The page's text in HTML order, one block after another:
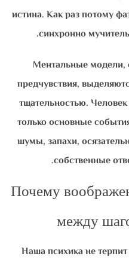
истина. Как раз потому
синхронно
Ментальные модели,
предчувствия,
тщательностью.
только основные
шумы, запахи,
собственные
Почему
между
Наша психика не